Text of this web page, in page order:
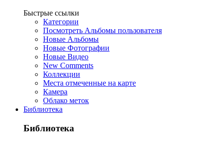
Быстрые ссылки
Категории
Посмотреть Альбомы пользователя
Новые Альбомы
Новые Фотографии
Новые Видео
New Comments
Коллекции
Места отмеченные на карте
Камера
Облако меток
Библиотека
Библиотека